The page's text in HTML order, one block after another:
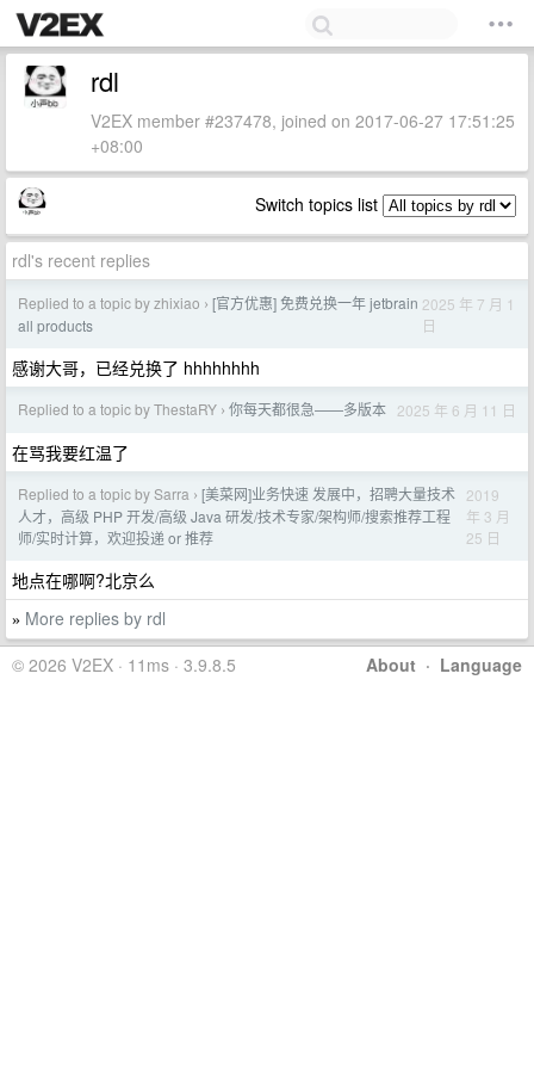
rdl
V2EX member #237478, joined on 2017-06-27 17:51:25
+08:00
Switch topics list
rdl's recent replies
Replied to a topic by zhixiao › [官方优惠] 免费兑换一年 jetbrain
all products
2025 年 7 月 1
日
感谢大哥，已经兑换了 hhhhhhhh
Replied to a topic by ThestaRY › 你每天都很急——多版本 2025 年 6 月 11 日
在骂我要红温了
Replied to a topic by Sarra › [美菜网]业务快速 发展中，招聘大量技术
人才，高级 PHP 开发/高级 Java 研发/技术专家/架构师/搜索推荐工程
师/实时计算，欢迎投递 or 推荐
2019
年 3 月
25 日
地点在哪啊?北京么
» More replies by rdl
About · Language
© 2026 V2EX · 11ms · 3.9.8.5